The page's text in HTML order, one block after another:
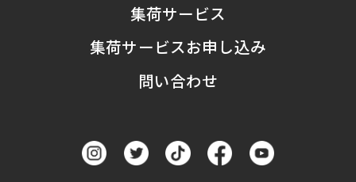
集荷サービス
集荷サービスお申し込み
問い合わせ